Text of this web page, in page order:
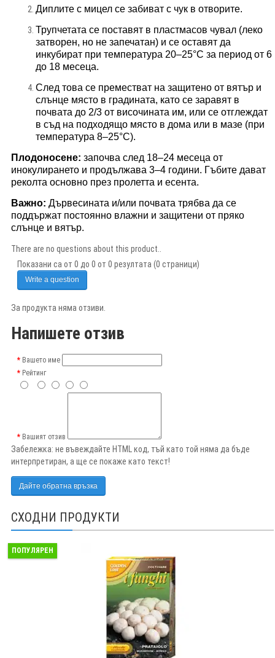
Диплите с мицел се забиват с чук в отворите.
Трупчетата се поставят в пластмасов чувал (леко
затворен, но не запечатан) и се оставят да
инкубират при температура 20–25°C за период от 6
до 18 месеца.
След това се преместват на защитено от вятър и
слънце място в градината, като се заравят в
почвата до 2/3 от височината им, или се отглеждат
в съд на подходящо място в дома или в мазе (при
температура 8–25°C).
Плодоносене: започва след 18–24 месеца от
инокулирането и продължава 3–4 години. Гъбите дават
реколта основно през пролетта и есента.
Важно: Дървесината и/или почвата трябва да се
поддържат постоянно влажни и защитени от пряко
слънце и вятър.
There are no questions about this product..
Показани са от 0 до 0 от 0 резултата (0 страници)
Write a question
За продукта няма отзиви.
Напишете отзив
Вашето име
Рейтинг
Вашият отзив
Забележка: не въвеждайте HTML код, тъй като той няма да бъде
интерпретиран, а ще се покаже като текст!
Дайте обратна връзка
СХОДНИ ПРОДУКТИ
ПОПУЛЯРЕН